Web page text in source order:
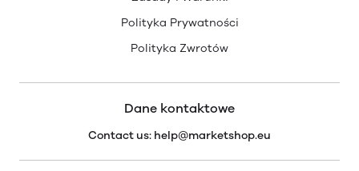
Polityka Prywatności
Polityka Zwrotów
Dane kontaktowe
Contact us: help@marketshop.eu